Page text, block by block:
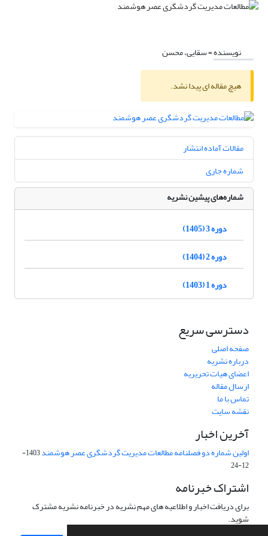
نویسنده =سقایی، محسن
هیچ مقاله ای پیدا نشد.
مقالات آماده انتشار
شماره جاری
شماره‌های پیشین نشریه
دوره 3 (1405)
دوره 2 (1404)
دوره 1 (1403)
دسترسی سریع
صفحه اصلی
درباره نشریه
اعضای هیات تحریریه
ارسال مقاله
تماس با ما
نقشه سایت
آخرین اخبار
اولین شماره دو فصلنامه مطالعات مدیریت گردشگری عصر هوشمند
1403-
12-24
اشتراک خبرنامه
برای دریافت اخبار و اطلاعیه های مهم نشریه در خبرنامه نشریه مشترک
شوید.